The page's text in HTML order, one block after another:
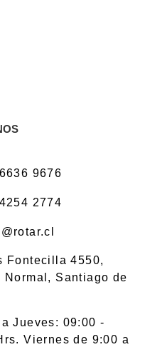
9676
2774
Fontecilla 4550,
Normal, Santiago de
a Jueves: 09:00 -
Viernes de 9:00 a